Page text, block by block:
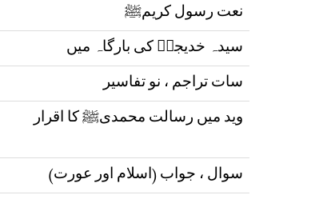
نعت رسول کریمﷺ
سیدہ خدیجہؓ کی بارگاہ میں
سات تراجم ، نو تفاسیر
وید میں رسالت محمدیﷺ کا اقرار
سوال ، جواب (اسلام اور عورت)